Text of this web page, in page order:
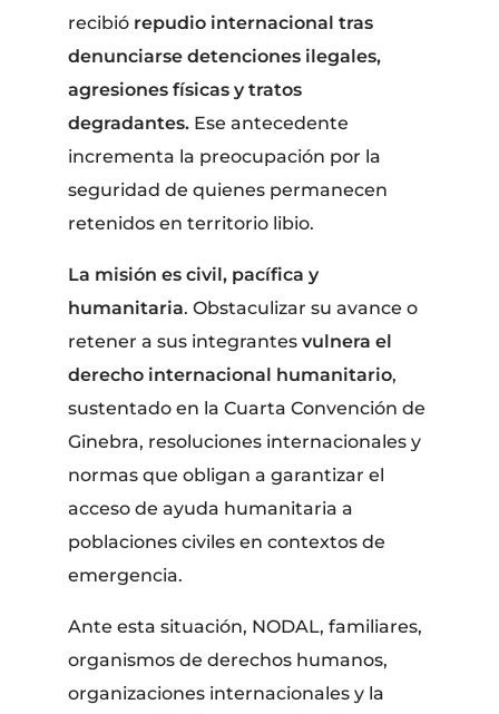
recibió repudio internacional tras
denunciarse detenciones ilegales,
agresiones físicas y tratos
degradantes. Ese antecedente
incrementa la preocupación por la
seguridad de quienes permanecen
retenidos en territorio libio.
La misión es civil, pacífica y
humanitaria. Obstaculizar su avance o
retener a sus integrantesvulnera el
derecho internacional humanitario,
sustentado en la Cuarta Convención de
Ginebra, resoluciones internacionales y
normas que obligan a garantizar el
acceso de ayuda humanitaria a
poblaciones civiles en contextos de
emergencia.
Ante esta situación, NODAL, familiares,
organismos de derechos humanos,
organizaciones internacionales y la